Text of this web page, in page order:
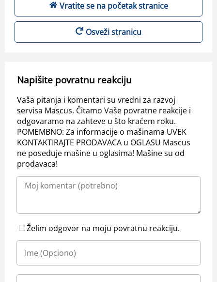
Vratite se na početak stranice
Osveži stranicu
Napišite povratnu reakciju
Vaša pitanja i komentari su vredni za razvoj
servisa Mascus. Čitamo Vaše povratne reakcije i
odgovaramo na zahteve u što kraćem roku.
POMEMBNO: Za informacije o mašinama UVEK
KONTAKTIRAJTE PRODAVACA u OGLASU Mascus
ne poseduje mašine u oglasima! Mašine su od
prodavaca!
Želim odgovor na moju povratnu reakciju.